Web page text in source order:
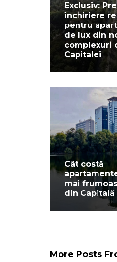
Exclusiv:
închiriere
pentru
de lux din
complexuri
Capitalei
Cât costă
mai
din Capitală
More Posts